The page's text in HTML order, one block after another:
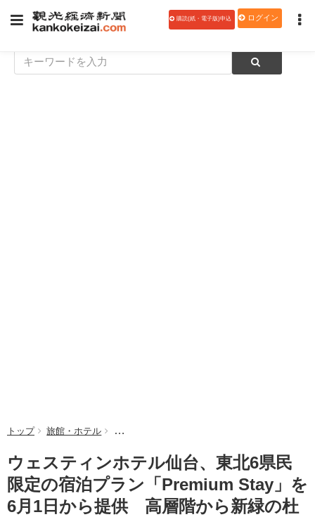
購読(紙・電子版)申込 ログイン
トップ 旅館・ホテル ウェスティンホテル仙台、東北6県民限定の宿
ウェスティンホテル仙台、東北6県民
限定の宿泊プラン「Premium Stay」を
6月1日から提供 高層階から新緑の杜